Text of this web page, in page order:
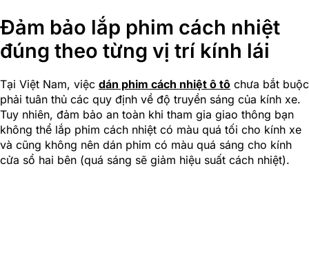
Đảm bảo lắp phim cách nhiệt
đúng theo từng vị trí kính lái
Tại Việt Nam, việc dán phim cách nhiệt ô tô chưa bắt buộc
phải tuân thủ các quy định về độ truyền sáng của kính xe.
Tuy nhiên, đảm bảo an toàn khi tham gia giao thông bạn
không thể lắp phim cách nhiệt có màu quá tối cho kính xe
và cũng không nên dán phim có màu quá sáng cho kính
cửa sổ hai bên (quá sáng sẽ giảm hiệu suất cách nhiệt).